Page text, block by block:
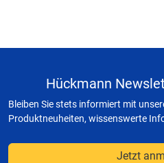
Hückmann
Bleiben Sie stets informiert mit
Produktneuheiten, wissenswerte
Jetzt